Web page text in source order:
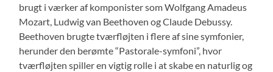
brugt i værker af komponister som Wolfgang Amadeus
Mozart, Ludwig van Beethoven og Claude Debussy.
Beethoven brugte tværfløjten i flere af sine symfonier,
herunder den berømte “Pastorale-symfoni”, hvor
tværfløjten spiller en vigtig rolle i at skabe en naturlig og